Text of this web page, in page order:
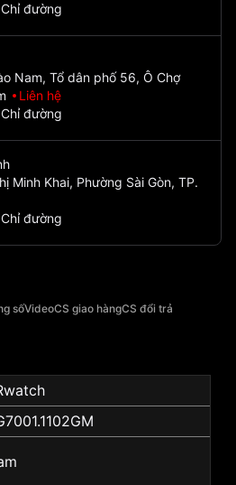
Chỉ đường
Nam, Tổ dân phố 56, Ô Chợ
Liên hệ
Chỉ đường
Minh Khai, Phường Sài Gòn, TP.
Chỉ đường
sốVideoCS giao hàngCS đổi trả